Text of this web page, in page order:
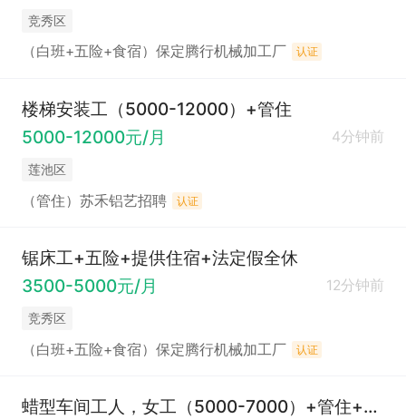
竞秀区
（白班+五险+食宿）保定腾行机械加工厂 认证
楼梯安装工（5000-12000）+管住
5000-12000元/月
4分钟前
莲池区
（管住）苏禾铝艺招聘 认证
锯床工+五险+提供住宿+法定假全休
3500-5000元/月
12分钟前
竞秀区
（白班+五险+食宿）保定腾行机械加工厂 认证
蜡型车间工人，女工（5000-7000）+管住+成本食堂+长年有活